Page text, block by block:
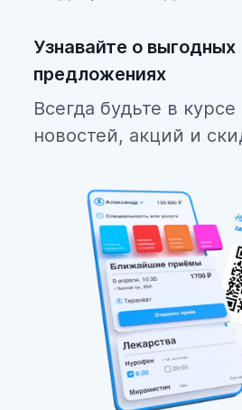
Узнавайте о выгодных
предложениях
Всегда будьте в
новостей, акций и